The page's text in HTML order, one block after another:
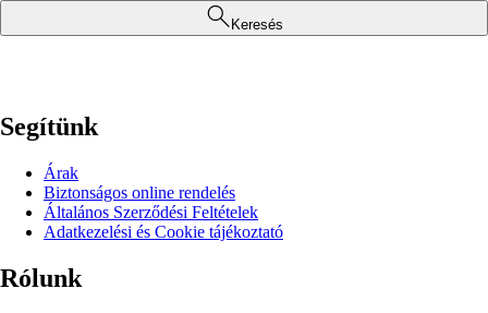
Keresés
Segítünk
Árak
Biztonságos online rendelés
Általános Szerződési Feltételek
Adatkezelési és Cookie tájékoztató
Rólunk